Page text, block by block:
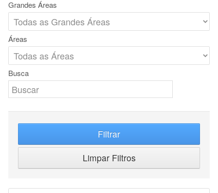
Grandes Áreas
Áreas
Busca
Filtrar
Limpar Filtros